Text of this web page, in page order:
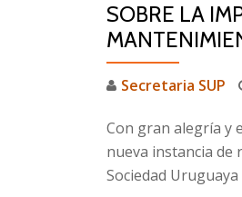
SOBRE LA
Secretaria SUP
Con gran alegría y
nueva instancia de
Sociedad Uruguaya